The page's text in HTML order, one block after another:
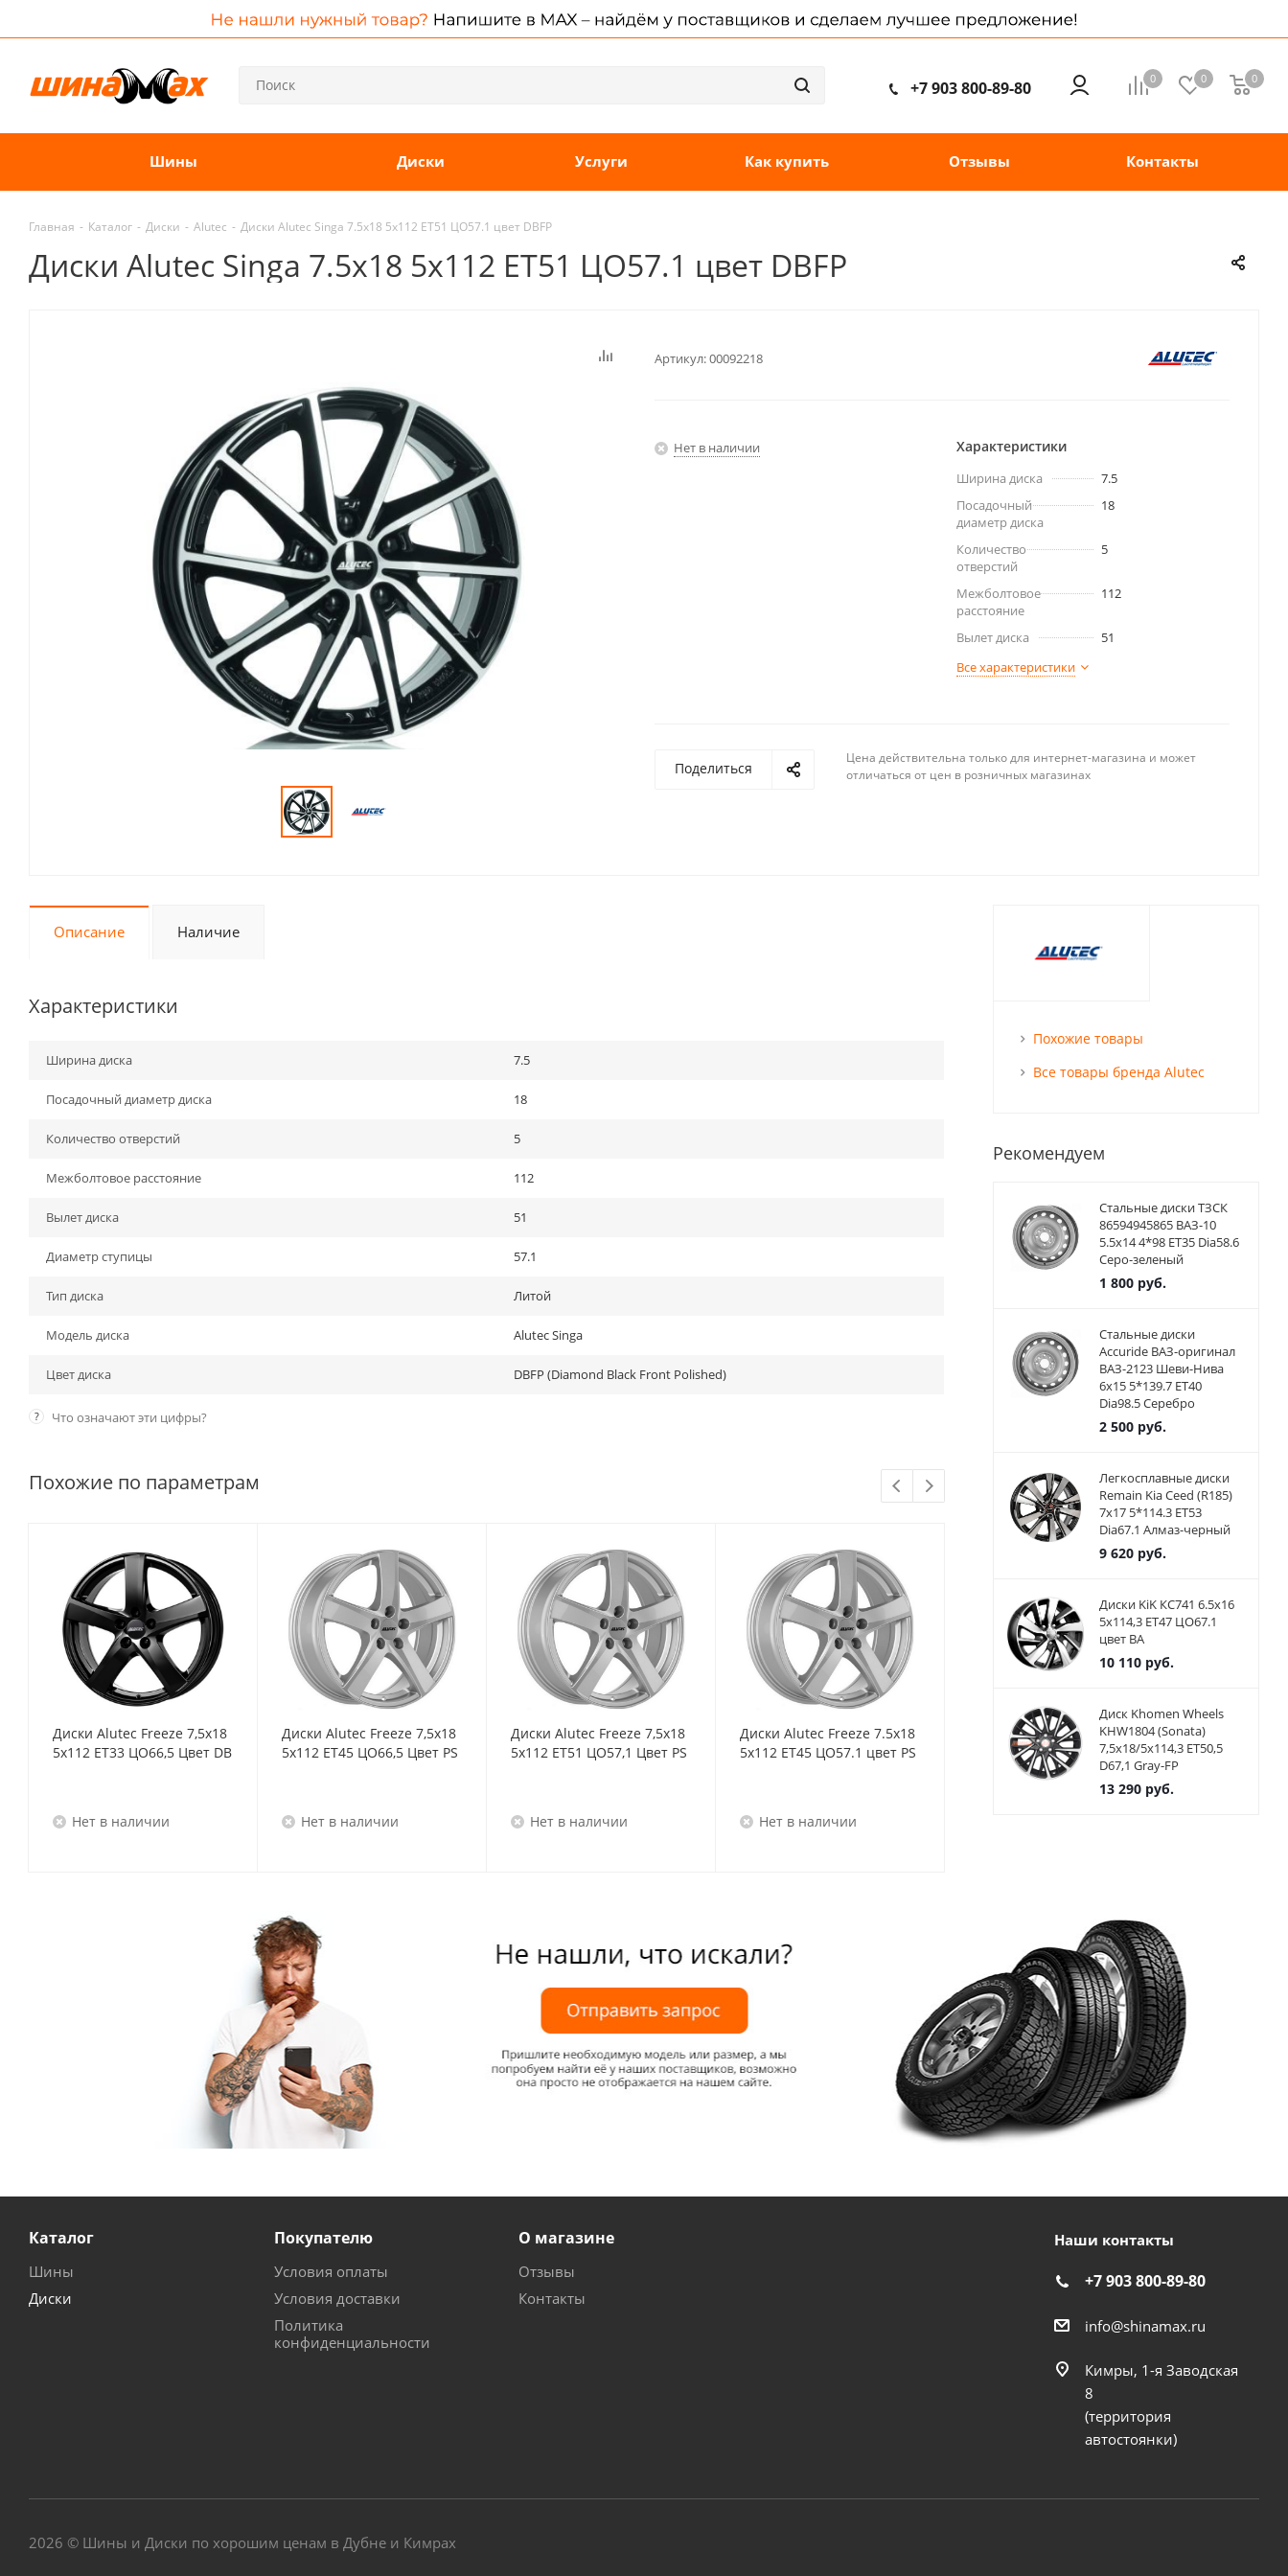
0 0 0
+7 903 800-89-80
Шины Диски Услуги Как купить Отзывы Контакты
Главная - Каталог - Диски - Alutec - Диски Alutec Singa 7.5x18 5x112 ET51 ЦО57.1 цвет DBFP
Диски Alutec Singa 7.5x18 5x112 ET51 ЦО57.1 цвет DBFP
Артикул:00092218
Нет в наличии Характеристики
Ширина диска
7.5
Посадочный
диаметр диска
18
Количество
отверстий
5
Межболтовое
расстояние
112
Вылет диска
51
Все характеристики
Поделиться
Цена действительна только для интернет-магазина и может
отличаться от цен в розничных магазинах
Описание Наличие
Характеристики
Ширина диска 7.5
Посадочный диаметр диска 18
Количество отверстий 5
Межболтовое расстояние 112
Вылет диска 51
Диаметр ступицы 57.1
Тип диска Литой
Модель диска Alutec Singa
Цвет диска DBFP (Diamond Black Front Polished)
? Что означают эти цифры?
Похожие по параметрам
Диски Alutec Freeze 7,5x18
5x112 ET33 ЦО66,5 Цвет DB
Нет в наличии
Диски Alutec Freeze 7,5x18
5x112 ET45 ЦО66,5 Цвет PS
Нет в наличии
Диски Alutec Freeze 7,5x18
5x112 ET51 ЦО57,1 Цвет PS
Нет в наличии
Диски Alutec Freeze 7.5x18
5x112 ET45 ЦО57.1 цвет PS
Нет в наличии
Диски Alutec Freeze 7.5x18
5x112 ET45 ЦО66.5 цвет DB
Диски Alutec
5x112 ET45
Похожие товары
Все товары бренда Alutec
Рекомендуем
Стальные диски ТЗСК
86594945865 ВАЗ-10
5.5x14 4*98 ET35 Dia58.6
Серо-зеленый
1 800руб.
Стальные диски
Accuride ВАЗ-оригинал
ВАЗ-2123 Шеви-Нива
6x15 5*139.7 ET40
Dia98.5 Серебро
2 500руб.
Легкосплавные диски
Remain Kia Ceed (R185)
7x17 5*114.3 ET53
Dia67.1 Алмаз-черный
9 620руб.
Диски KiK КС741 6.5x16
5x114,3 ET47 ЦО67.1
цвет BA
10 110руб.
Диск Khomen Wheels
KHW1804 (Sonata)
7,5x18/5x114,3 ET50,5
D67,1 Gray-FP
13 290руб.
Каталог
Шины
Диски
Покупателю
Условия оплаты
Условия доставки
Политика
конфиденциальности
О магазине
Отзывы
Контакты
Наши контакты
+7 903 800-89-80
info@shinamax.ru
Кимры, 1-я Заводская
8
(территория
автостоянки)
2026 © Шины и Диски по хорошим ценам в Дубне и Кимрах